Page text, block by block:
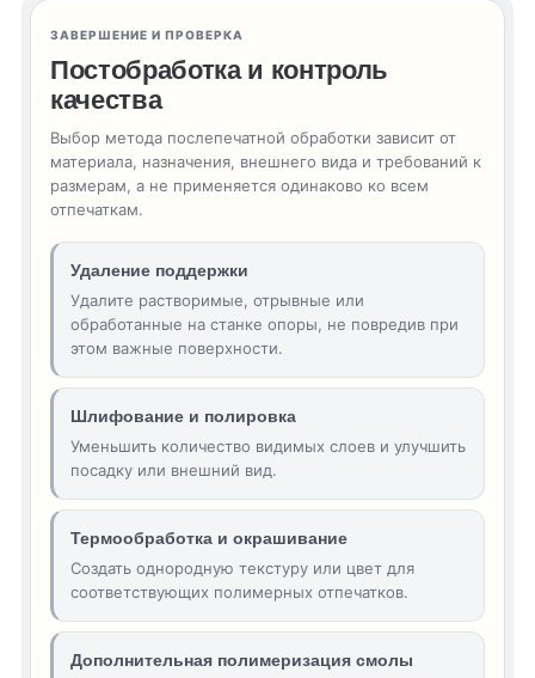
ЗАВЕРШЕНИЕ И ПРОВЕРКА
Постобработка и контроль
качества
Выбор метода послепечатной обработки зависит от
материала, назначения, внешнего вида и требований к
размерам, а не применяется одинаково ко всем
отпечаткам.
Удаление поддержки
Удалите растворимые, отрывные или
обработанные на станке опоры, не повредив при
этом важные поверхности.
Шлифование и полировка
Уменьшить количество видимых слоев и улучшить
посадку или внешний вид.
Термообработка и окрашивание
Создать однородную текстуру или цвет для
соответствующих полимерных отпечатков.
Дополнительная полимеризация смолы